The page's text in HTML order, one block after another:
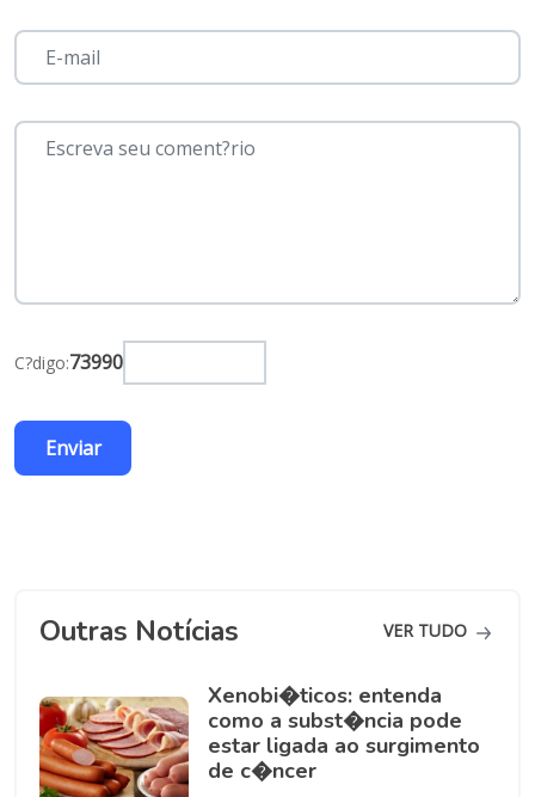
C?digo:73990
Outras Notícias VER TUDO
Xenobi�ticos: entenda
como a subst�ncia pode
estar ligada ao surgimento
de c�ncer